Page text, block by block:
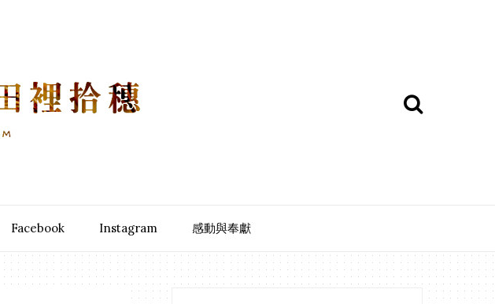
Facebook Instagram 感動與奉獻